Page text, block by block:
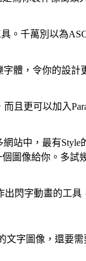
。千萬別以為
體，令你的設計
且更可以加入
站中，最有
圖像給你。多試
出閃字動畫的工具
字圖像，還要需